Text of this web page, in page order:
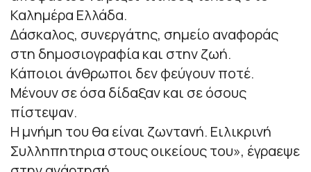
Καλημέρα Ελλάδα.
Δάσκαλος, συνεργάτης, σημείο αναφοράς
στη δημοσιογραφία και στην ζωή.
Κάποιοι άνθρωποι δεν φεύγουν ποτέ.
Μένουν σε όσα δίδαξαν και σε όσους
πίστεψαν.
Η μνήμη του θα είναι ζωντανή. Ειλικρινή
Συλληπητηρια στους οικείους του», έγραεψε